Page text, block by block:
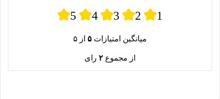
5 4 3 2 1
میانگین امتیازات ۵ از ۵
از مجموع ۲ رای